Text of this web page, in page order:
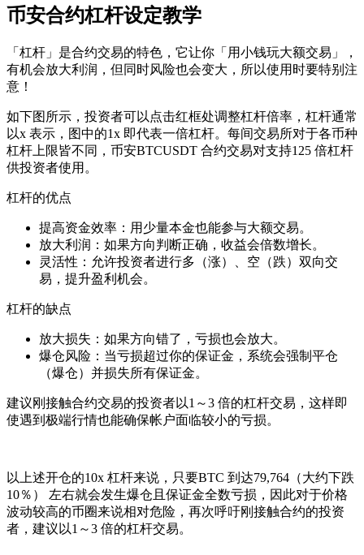
币安合约杠杆设定教学
「杠杆」是合约交易的特色，它让你「用小钱玩大额交易」，
有机会放大利润，但同时风险也会变大，所以使用时要特别注
意！
如下图所示，投资者可以点击红框处调整杠杆倍率，杠杆通常
以x 表示，图中的1x 即代表一倍杠杆。每间交易所对于各币种
杠杆上限皆不同，币安BTCUSDT 合约交易对支持125 倍杠杆
供投资者使用。
杠杆的优点
提高资金效率：用少量本金也能参与大额交易。
放大利润：如果方向判断正确，收益会倍数增长。
灵活性：允许投资者进行多（涨）、空（跌）双向交
易，提升盈利机会。
杠杆的缺点
放大损失：如果方向错了，亏损也会放大。
爆仓风险：当亏损超过你的保证金，系统会强制平仓
（爆仓）并损失所有保证金。
建议刚接触合约交易的投资者以1～3 倍的杠杆交易，这样即
使遇到极端行情也能确保帐户面临较小的亏损。
以上述开仓的10x 杠杆来说，只要BTC 到达79,764（大约下跌
10％） 左右就会发生爆仓且保证金全数亏损，因此对于价格
波动较高的币圈来说相对危险，再次呼吁刚接触合约的投资
者，建议以1～3 倍的杠杆交易。